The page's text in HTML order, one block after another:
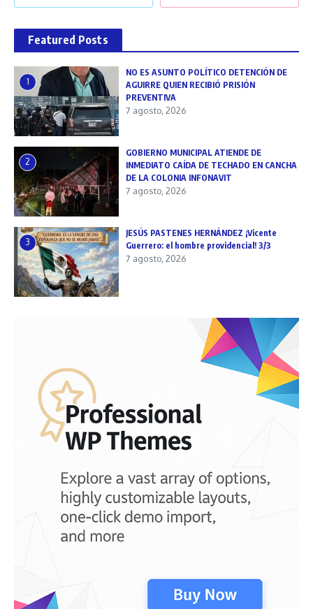
Featured Posts
1
NO ES ASUNTO POLÍTICO DETENCIÓN DE
AGUIRRE QUIEN RECIBIÓ PRISIÓN
PREVENTIVA
7 agosto, 2026
2
GOBIERNO MUNICIPAL ATIENDE DE
INMEDIATO CAÍDA DE TECHADO EN CANCHA
DE LA COLONIA INFONAVIT
7 agosto, 2026
3
JESÚS PASTENES HERNÁNDEZ ¡Vicente
Guerrero: el hombre providencial! 3/3
7 agosto, 2026